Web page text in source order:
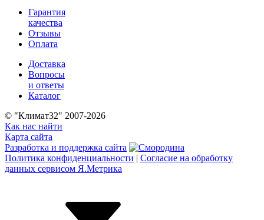
Гарантия
качества
Отзывы
Оплата
Доставка
Вопросы
и ответы
Каталог
© "Климат32" 2007-2026
Как нас найти
Карта сайта
Разработка и поддержка сайта
Политика конфиденциальности | Согласие на обработку
данных сервисом Я.Метрика